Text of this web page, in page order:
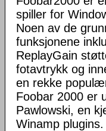
spiller for
Noen av de
funksjonene
ReplayGain
fotavtrykk og
en rekke
Foobar 2000 er
Pawlowski, en
Winamp plugins.